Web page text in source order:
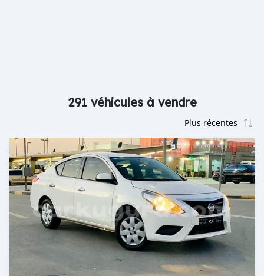
291 véhicules à vendre